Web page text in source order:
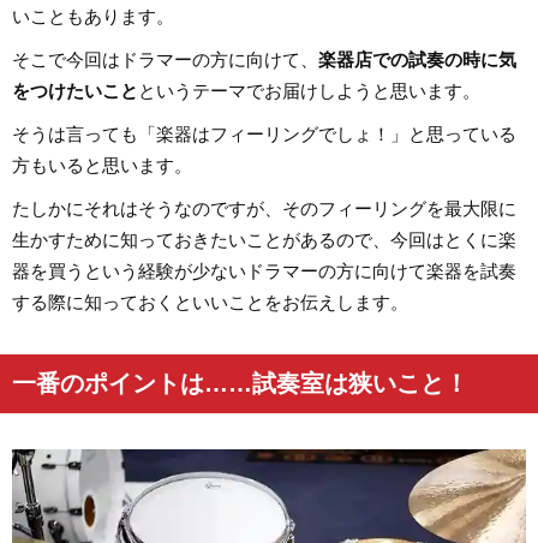
いこともあります。
そこで今回はドラマーの方に向けて、 楽器店での試奏の時に気
をつけたいこと というテーマでお届けしようと思います。
そうは言っても「楽器はフィーリングでしょ！」と思っている
方もいると思います。
たしかにそれはそうなのですが、そのフィーリングを最大限に
生かすために知っておきたいことがあるので、今回はとくに楽
器を買うという経験が少ないドラマーの方に向けて楽器を試奏
する際に知っておくといいことをお伝えします。
一番のポイントは……試奏室は狭いこと！